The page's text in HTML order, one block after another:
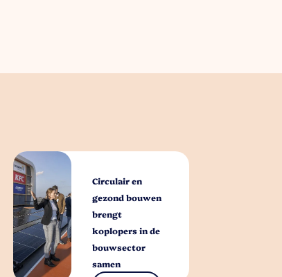
Circulair en
gezond bouwen
brengt
koplopers in de
bouwsector
samen